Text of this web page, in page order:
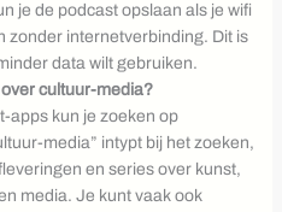
je de podcast opslaan als je wifi
zonder internetverbinding. Dit is
data wilt gebruiken.
cultuur-media?
apps kun je zoeken op
media” intypt bij het zoeken,
en series over kunst,
media. Je kunt vaak ook